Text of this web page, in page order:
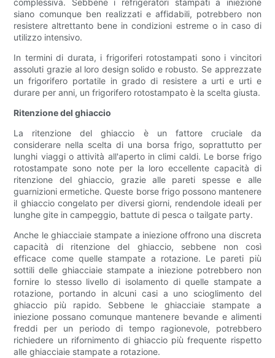
complessiva. Sebbene i refrigeratori stampati a iniezione
siano comunque ben realizzati e affidabili, potrebbero non
resistere altrettanto bene in condizioni estreme o in caso di
utilizzo intensivo.
In termini di durata, i frigoriferi rotostampati sono i vincitori
assoluti grazie al loro design solido e robusto. Se apprezzate
un frigorifero portatile in grado di resistere a urti e urti e
durare per anni, un frigorifero rotostampato è la scelta giusta.
Ritenzione del ghiaccio
La ritenzione del ghiaccio è un fattore cruciale da
considerare nella scelta di una borsa frigo, soprattutto per
lunghi viaggi o attività all'aperto in climi caldi. Le borse frigo
rotostampate sono note per la loro eccellente capacità di
ritenzione del ghiaccio, grazie alle pareti spesse e alle
guarnizioni ermetiche. Queste borse frigo possono mantenere
il ghiaccio congelato per diversi giorni, rendendole ideali per
lunghe gite in campeggio, battute di pesca o tailgate party.
Anche le ghiacciaie stampate a iniezione offrono una discreta
capacità di ritenzione del ghiaccio, sebbene non così
efficace come quelle stampate a rotazione. Le pareti più
sottili delle ghiacciaie stampate a iniezione potrebbero non
fornire lo stesso livello di isolamento di quelle stampate a
rotazione, portando in alcuni casi a uno scioglimento del
ghiaccio più rapido. Sebbene le ghiacciaie stampate a
iniezione possano comunque mantenere bevande e alimenti
freddi per un periodo di tempo ragionevole, potrebbero
richiedere un rifornimento di ghiaccio più frequente rispetto
alle ghiacciaie stampate a rotazione.